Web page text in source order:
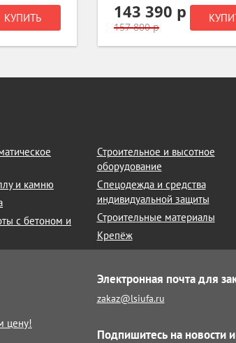
КУПИТЬ 143 390 р
157 800 р
и камню
с бетоном и
Строительное и высотное
оборудование
Спецодежда и средства
индивидуальной защиты
Строительные материалы
Крепёж
цену!
Электронная почта для
zakaz@lsiufa.ru
Подпишитесь на новости